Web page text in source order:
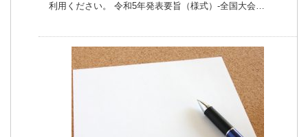
利用ください。 令和5年発表要旨（様式）-全国大会…